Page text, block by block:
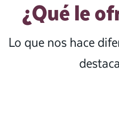
¿Qué le
Lo que nos hace